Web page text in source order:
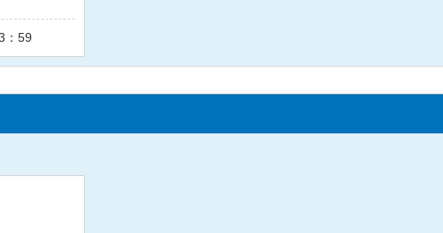
：59